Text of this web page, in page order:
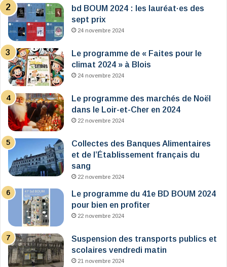
bd BOUM 2024 : les lauréat·es des
sept prix
24 novembre 2024
Le programme de « Faites pour le
climat 2024 » à Blois
24 novembre 2024
Le programme des marchés de Noël
dans le Loir-et-Cher en 2024
22 novembre 2024
Collectes des Banques Alimentaires
et de l’Établissement français du
sang
22 novembre 2024
Le programme du 41e BD BOUM 2024
pour bien en profiter
22 novembre 2024
Suspension des transports publics et
scolaires vendredi matin
21 novembre 2024